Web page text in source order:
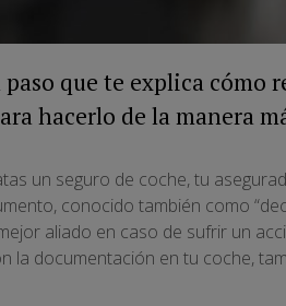
paso que te explica
hacerlo de la manera
un seguro de coche, tu
conocido también como
aliado en caso de sufrir un
la documentación en tu coche,